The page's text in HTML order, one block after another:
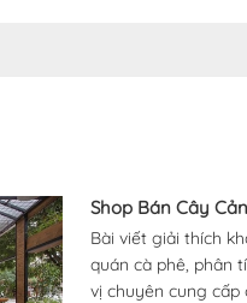
Shop Bán Cây
Bài viết giải thích
quán cà phê, phân
vị chuyên cung cấp